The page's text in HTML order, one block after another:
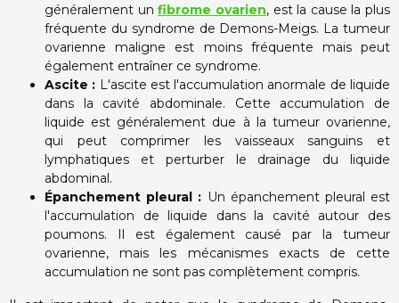
généralement unfibrome ovarien, est la cause la plus
fréquente du syndrome de Demons-Meigs. La tumeur
ovarienne maligne est moins fréquente mais peut
également entraîner ce syndrome.
Ascite : L'ascite est l'accumulation anormale de liquide
dans la cavité abdominale. Cette accumulation de
liquide est généralement due à la tumeur ovarienne,
qui peut comprimer les vaisseaux sanguins et
lymphatiques et perturber le drainage du liquide
abdominal.
Épanchement pleural : Un épanchement pleural est
l'accumulation de liquide dans la cavité autour des
poumons. Il est également causé par la tumeur
ovarienne, mais les mécanismes exacts de cette
accumulation ne sont pas complètement compris.